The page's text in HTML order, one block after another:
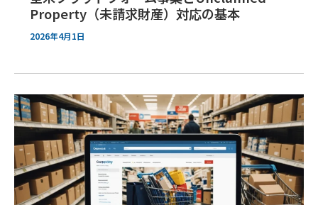
Property（未請求財産）対応の基本
2026年4月1日